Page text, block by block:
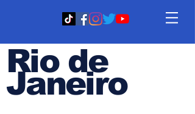
Rio de
Janeiro